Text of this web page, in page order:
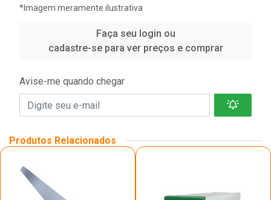
*Imagem meramente ilustrativa
Faça seu login ou
cadastre-se para ver preços e comprar
Avise-me quando chegar
Produtos Relacionados